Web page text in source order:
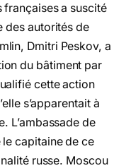
françaises a suscité
des autorités de
Dmitri Peskov, a
du bâtiment par
cette action
s’apparentait à
L’ambassade de
le capitaine de ce
russe. Moscou